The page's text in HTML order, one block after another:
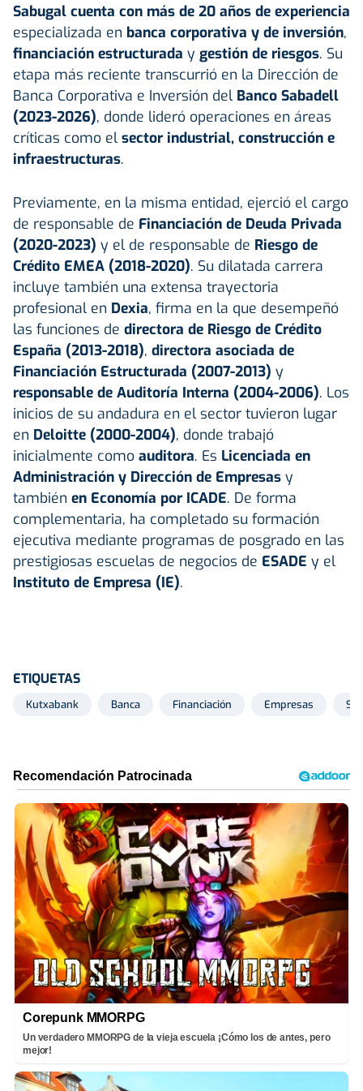
Sabugal cuenta con más de 20 años de experiencia
especializada en banca corporativa y de inversión,
financiación estructurada y gestión de riesgos. Su
etapa más reciente transcurrió en la Dirección de
Banca Corporativa e Inversión del Banco Sabadell
(2023-2026), donde lideró operaciones en áreas
críticas como el sector industrial, construcción e
infraestructuras.
Previamente, en la misma entidad, ejerció el cargo
de responsable de Financiación de Deuda Privada
(2020-2023) y el de responsable de Riesgo de
Crédito EMEA (2018-2020). Su dilatada carrera
incluye también una extensa trayectoria
profesional en Dexia, firma en la que desempeñó
las funciones de directora de Riesgo de Crédito
España (2013-2018), directora asociada de
Financiación Estructurada (2007-2013) y
responsable de Auditoría Interna (2004-2006). Los
inicios de su andadura en el sector tuvieron lugar
en Deloitte (2000-2004), donde trabajó
inicialmente como auditora. Es Licenciada en
Administración y Dirección de Empresas y
también en Economía por ICADE. De forma
complementaria, ha completado su formación
ejecutiva mediante programas de posgrado en las
prestigiosas escuelas de negocios de ESADE y el
Instituto de Empresa (IE).
ETIQUETAS
Kutxabank Banca Financiación Empresas
Corepunk MMORPG
Un verdadero MMORPG de la vieja escuela ¡Cómo los de antes, pero
mejor!